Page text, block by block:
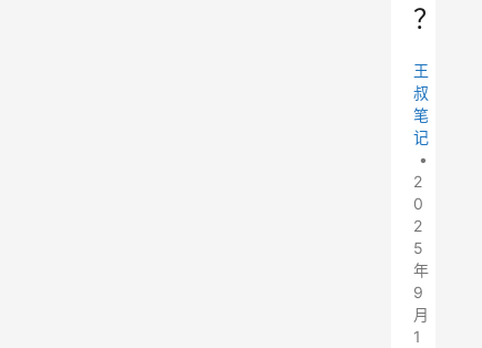
？
王
叔
笔
记
•
2
0
2
5
年
9
月
1